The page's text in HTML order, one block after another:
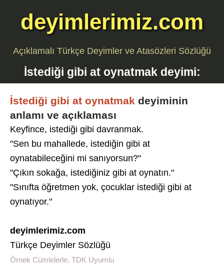
deyimlerimiz.com
Açıklamalı Türkçe Deyimler ve Atasözleri Sözlüğü
İstediği gibi at oynatmakdeyimi:
İstediği gibi at oynatmak deyiminin
anlamı ve açıklaması
Keyfince, istediği gibi davranmak.
"Sen bu mahallede, istediğin gibi at
oynatabileceğini mi sanıyorsun?"
"Çıkın sokağa, istediğiniz gibi at oynatın."
"Sınıfta öğretmen yok, çocuklar istediği gibi at
oynatıyor."
deyimlerimiz.com
Türkçe Deyimler Sözlüğü
Örnek Cümlelerle, TDK Uyumlu